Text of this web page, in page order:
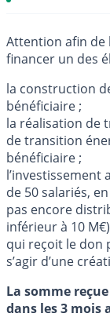
Attention afin de
financer un des
la construction
bénéficiaire ;
la réalisation de
de transition
bénéficiaire ;
l’investissement
de 50 salariés,
pas encore
inférieur à 10
qui reçoit le don
s’agir d’une
La somme
dans les 3 mois